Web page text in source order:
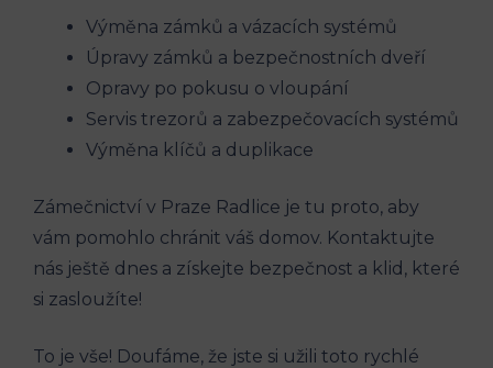
Výměna zámků a vázacích systémů
Úpravy zámků a bezpečnostních dveří
Opravy po pokusu o vloupání
Servis trezorů a zabezpečovacích systémů
Výměna klíčů a duplikace
Zámečnictví v Praze Radlice je tu proto, aby
vám pomohlo chránit váš domov. Kontaktujte
nás ještě dnes a získejte bezpečnost a klid, které
si zasloužíte!
To je vše! Doufáme, že jste si užili toto rychlé